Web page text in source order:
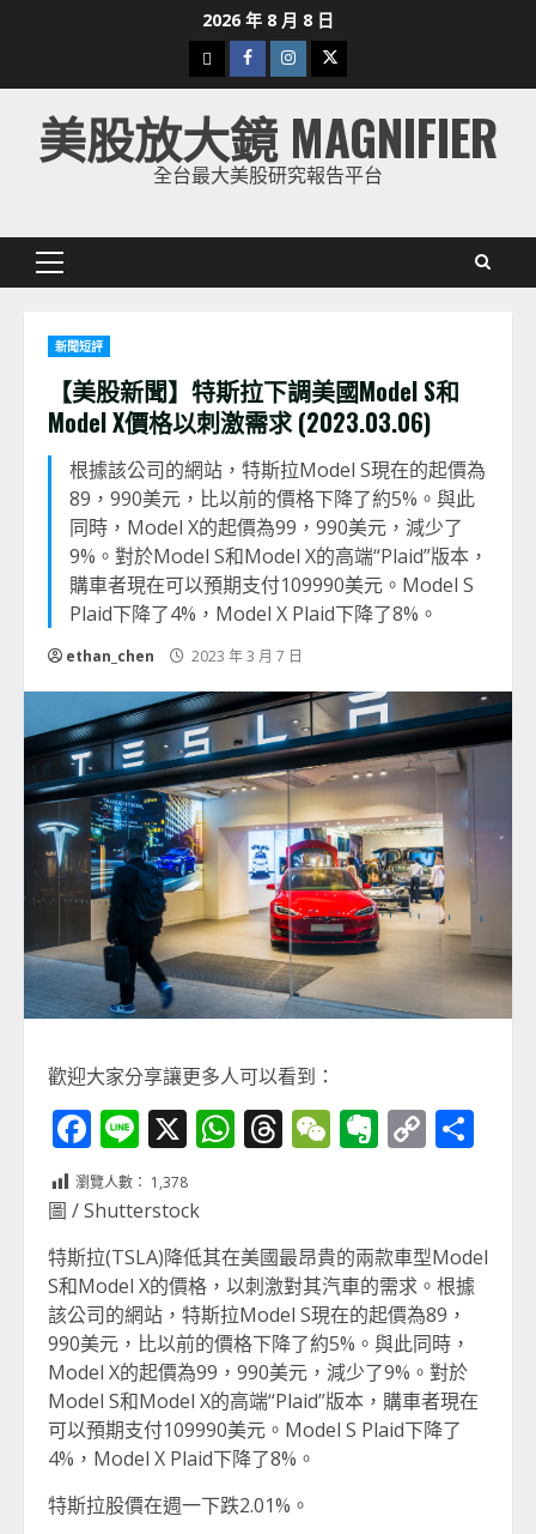
2026 年 8 月 8 日
下
載
美
股
Facebook
Instagram
Twitter
美股放大鏡 MAGNIFIER
全台最大美股研究報告平台
Primary
新聞短評
【美股新聞】特斯拉下調美國Model S和
Model X價格以刺激需求 (2023.03.06)
根據該公司的網站，特斯拉Model S現在的起價為
89，990美元，比以前的價格下降了約5%。與此
同時，Model X的起價為99，990美元，減少了
9%。對於Model S和Model X的高端“Plaid”版本，
購車者現在可以預期支付109990美元。Model S
Plaid下降了4%，Model X Plaid下降了8%。
ethan_chen 2023 年 3 月 7 日
歡迎大家分享讓更多人可以看到：
Facebook
Line
X WhatsApp
Threads
WeChat
Evernote
Copy
瀏覽人數： 1,378
圖 / Shutterstock
特斯拉(TSLA)降低其在美國最昂貴的兩款車型Model
S和Model X的價格，以刺激對其汽車的需求。根據
該公司的網站，特斯拉Model S現在的起價為89，
990美元，比以前的價格下降了約5%。與此同時，
Model X的起價為99，990美元，減少了9%。對於
Model S和Model X的高端“Plaid”版本，購車者現在
可以預期支付109990美元。Model S Plaid下降了
4%，Model X Plaid下降了8%。
特斯拉股價在週一下跌2.01%。